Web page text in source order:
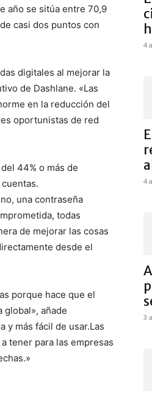
año se sitúa entre 70,9
casi dos puntos con
digitales al mejorar la
de Dashlane. «Las
en la reducción del
oportunistas de red
44% o más de
una contraseña
todas
de mejorar las cosas
desde el
porque hace que el
global», añade
y más fácil de usar.Las
tener para las empresas
4
4
3